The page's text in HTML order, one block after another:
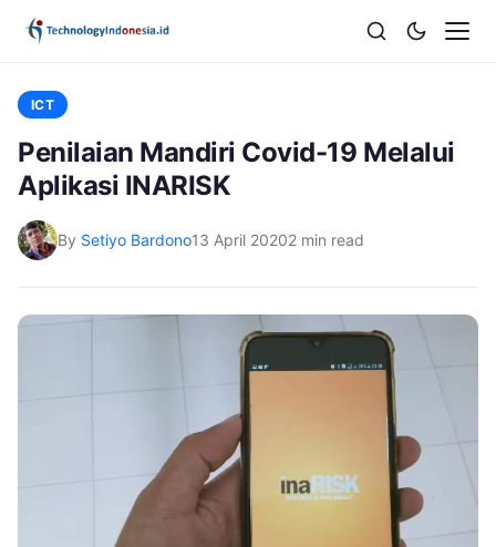
ICT
Penilaian Mandiri Covid-19 Melalui
Aplikasi INARISK
By Setiyo Bardono13 April 20202 min read